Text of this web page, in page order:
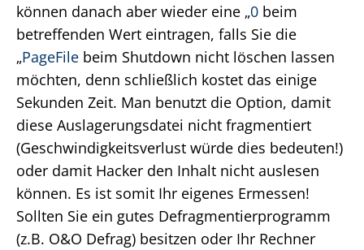
können danach aber wieder eine „0 beim
betreffenden Wert eintragen, falls Sie die
„PageFile beim Shutdown nicht löschen lassen
möchten, denn schließlich kostet das einige
Sekunden Zeit. Man benutzt die Option, damit
diese Auslagerungsdatei nicht fragmentiert
(Geschwindigkeitsverlust würde dies bedeuten!)
oder damit Hacker den Inhalt nicht auslesen
können. Es ist somit Ihr eigenes Ermessen!
Sollten Sie ein gutes Defragmentierprogramm
(z.B. O&O Defrag) besitzen oder Ihr Rechner